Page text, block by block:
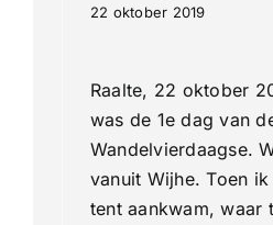
22 oktober 2019
Raalte, 22 oktober
was de 1e dag van
Wandelvierdaagse.
vanuit Wijhe. Toen
tent aankwam, waar